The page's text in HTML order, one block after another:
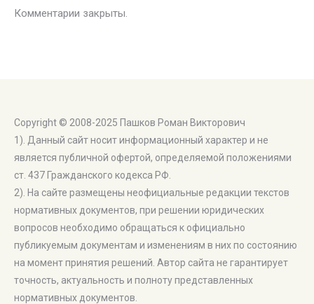
Комментарии закрыты.
Copyright © 2008-2025 Пашков Роман Викторович
1). Данный сайт носит информационный характер и не
является публичной офертой, определяемой положениями
ст. 437 Гражданского кодекса РФ.
2). На сайте размещены неофициальные редакции текстов
нормативных документов, при решении юридических
вопросов необходимо обращаться к официально
публикуемым документам и изменениям в них по состоянию
на момент принятия решений. Автор сайта не гарантирует
точность, актуальность и полноту представленных
нормативных документов.